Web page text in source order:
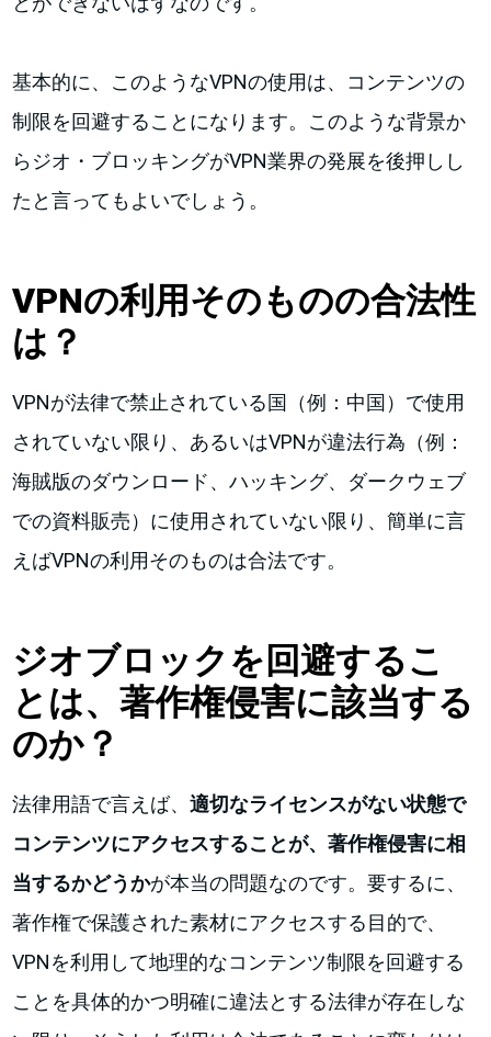
基本的に、このようなVPNの使用は、コンテンツの
制限を回避することになります。このような背景か
らジオ・ブロッキングがVPN業界の発展を後押しし
たと言ってもよいでしょう。
VPNの利用そのものの合法性
は？
VPNが法律で禁止されている国（例：中国）で使用
されていない限り、あるいはVPNが違法行為（例：
海賊版のダウンロード、ハッキング、ダークウェブ
での資料販売）に使用されていない限り、簡単に言
えばVPNの利用そのものは合法です。
ジオブロックを回避するこ
とは、著作権侵害に該当する
のか？
法律用語で言えば、適切なライセンスがない状態で
コンテンツにアクセスすることが、著作権侵害に相
当するかどうかが本当の問題なのです。要するに、
著作権で保護された素材にアクセスする目的で、
VPNを利用して地理的なコンテンツ制限を回避する
ことを具体的かつ明確に違法とする法律が存在しな